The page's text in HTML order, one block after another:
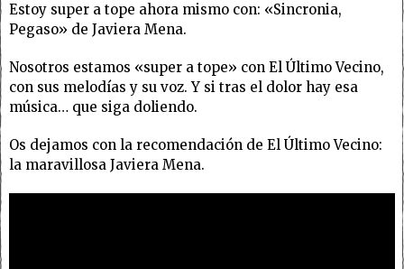
Estoy super a tope ahora mismo con: «Sincronia,
Pegaso» de Javiera Mena.
Nosotros estamos «super a tope» con El Último Vecino,
con sus melodías y su voz. Y si tras el dolor hay esa
música… que siga doliendo.
Os dejamos con la recomendación de El Último Vecino:
la maravillosa Javiera Mena.